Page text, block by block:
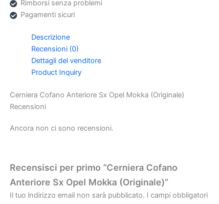
Rimborsi senza problemi
Pagamenti sicuri
Descrizione
Recensioni (0)
Dettagli del venditore
Product Inquiry
Cerniera Cofano Anteriore Sx Opel Mokka (Originale)
Recensioni
Ancora non ci sono recensioni.
Recensisci per primo “Cerniera Cofano
Anteriore Sx Opel Mokka (Originale)”
Il tuo indirizzo email non sarà pubblicato. I campi obbligatori